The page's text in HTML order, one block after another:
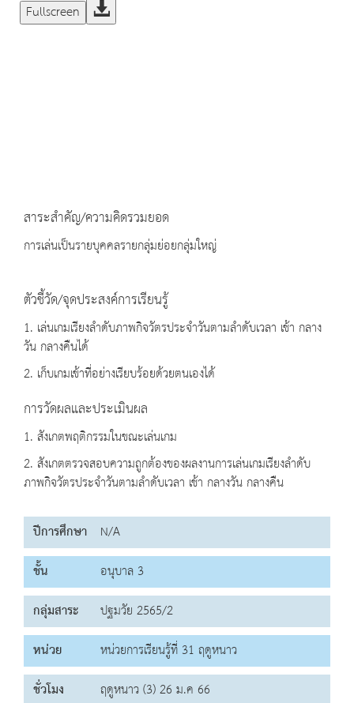
Fullscreen
สาระสำคัญ/ความคิดรวมยอด
การเล่นเป็นรายบุคคลรายกลุ่มย่อยกลุ่มใหญ่
ตัวชี้วัด/จุดประสงค์การเรียนรู้
1. เล่นเกมเรียงลำดับภาพกิจวัตรประจำวันตามลำดับเวลา เช้า กลาง
วัน กลางคืนได้
2. เก็บเกมเข้าที่อย่างเรียบร้อยด้วยตนเองได้
การวัดผลและประเมินผล
1. สังเกตพฤติกรรมในขณะเล่นเกม
2. สังเกตตรวจสอบความถูกต้องของผลงานการเล่นเกมเรียงลำดับ
ภาพกิจวัตรประจำวันตามลำดับเวลา เช้า กลางวัน กลางคืน
ปีการศึกษา N/A
ชั้น
อนุบาล 3
กลุ่มสาระ
ปฐมวัย 2565/2
หน่วย
หน่วยการเรียนรู้ที่ 31 ฤดูหนาว
ชั่วโมง
ฤดูหนาว (3) 26 ม.ค 66